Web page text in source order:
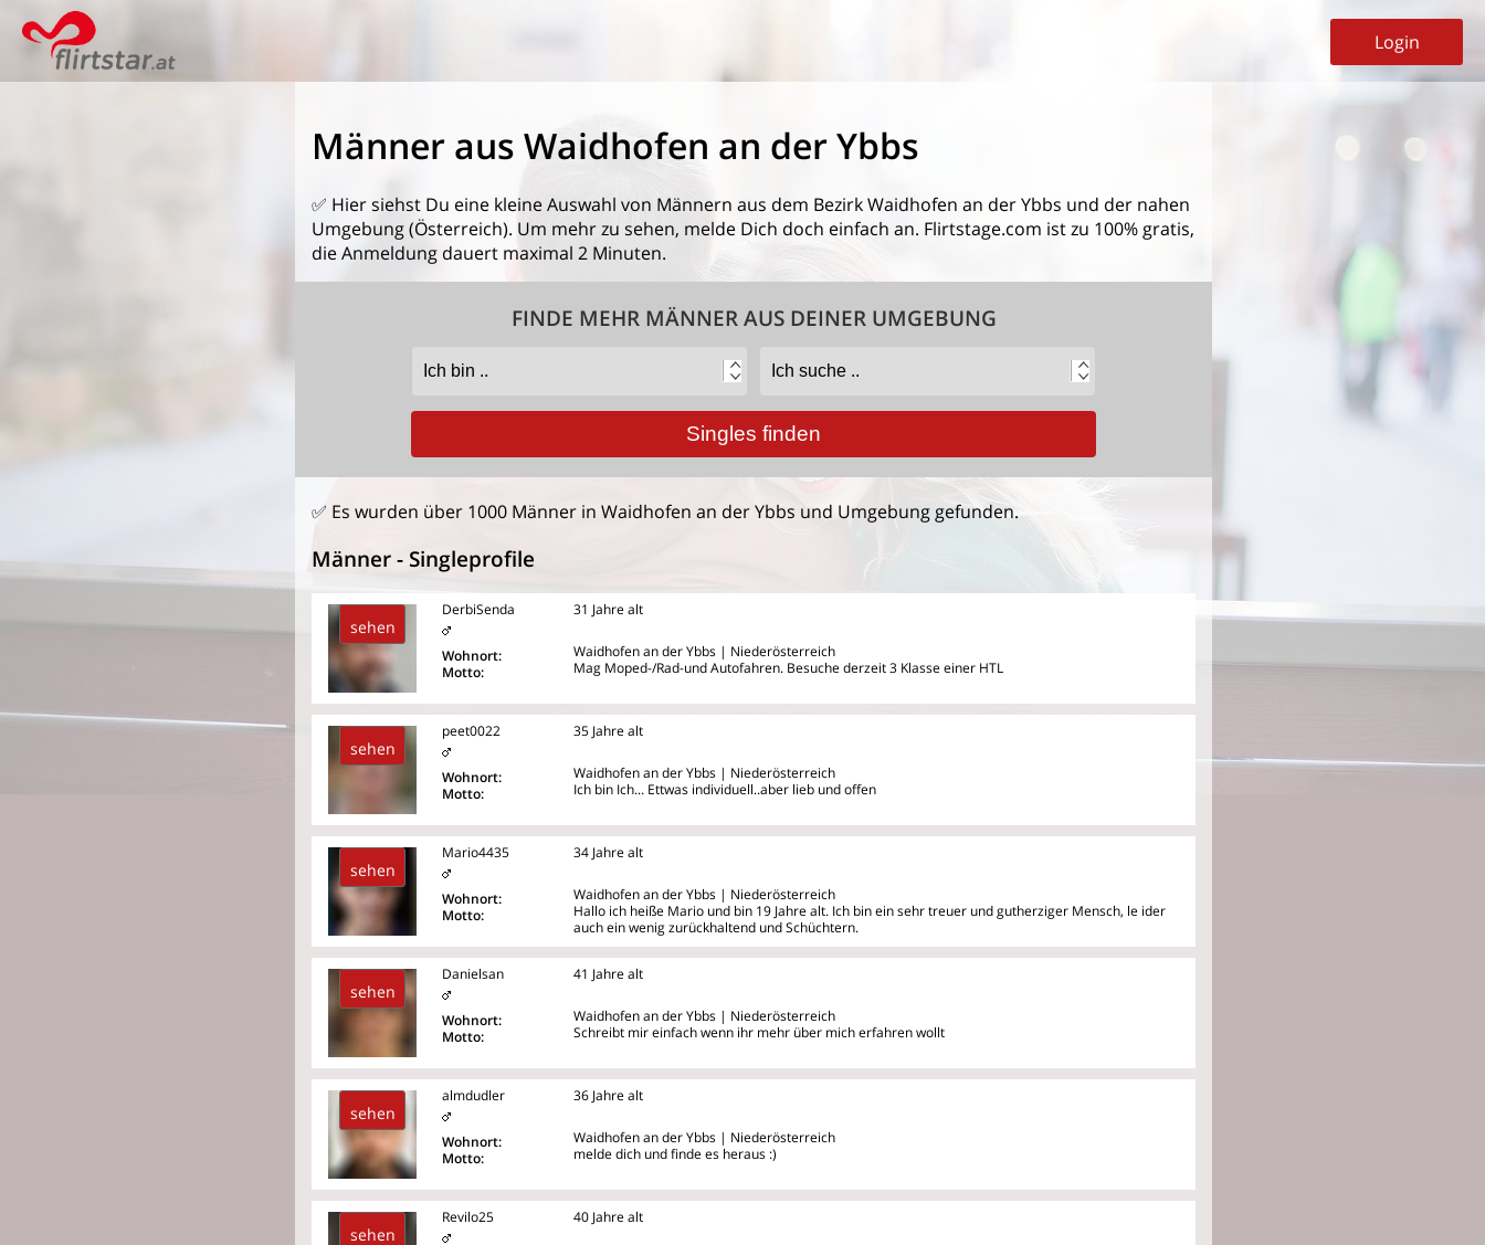
Login
Männer aus Waidhofen an der Ybbs
✅ Hier siehst Du eine kleine Auswahl von Männern aus dem Bezirk Waidhofen an der Ybbs und der nahen
Umgebung (Österreich). Um mehr zu sehen, melde Dich doch einfach an. Flirtstage.com ist zu 100% gratis,
die Anmeldung dauert maximal 2 Minuten.
FINDE MEHR MÄNNER AUS DEINER UMGEBUNG
✅ Es wurden über 1000 Männer in Waidhofen an der Ybbs und Umgebung gefunden.
Männer - Singleprofile
sehen
DerbiSenda
Wohnort:
Motto:
31 Jahre alt
Waidhofen an der Ybbs | Niederösterreich
Mag Moped-/Rad-und Autofahren. Besuche derzeit 3 Klasse einer HTL
sehen
peet0022
Wohnort:
Motto:
35 Jahre alt
Waidhofen an der Ybbs | Niederösterreich
Ich bin Ich... Ettwas individuell..aber lieb und offen
sehen
Mario4435
Wohnort:
Motto:
34 Jahre alt
Waidhofen an der Ybbs | Niederösterreich
Hallo ich heiße Mario und bin 19 Jahre alt. Ich bin ein sehr treuer und gutherziger Mensch, le ider
auch ein wenig zurückhaltend und Schüchtern.
sehen
Danielsan
Wohnort:
Motto:
41 Jahre alt
Waidhofen an der Ybbs | Niederösterreich
Schreibt mir einfach wenn ihr mehr über mich erfahren wollt
sehen
almdudler
Wohnort:
Motto:
36 Jahre alt
Waidhofen an der Ybbs | Niederösterreich
melde dich und finde es heraus :)
sehen
Revilo25 40 Jahre alt